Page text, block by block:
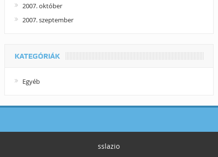
2007. október
2007. szeptember
KATEGÓRIÁK
Egyéb
sslazio